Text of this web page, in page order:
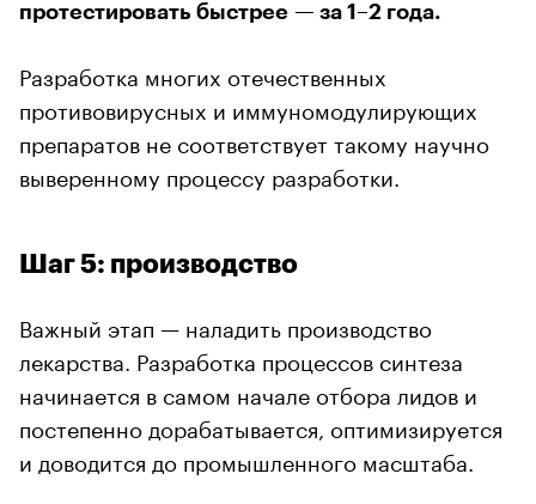
протестировать быстрее — за 1–2 года.
Разработка многих отечественных
противовирусных и иммуномодулирующих
препаратов не соответствует такому научно
выверенному процессу разработки.
Шаг 5: производство
Важный этап — наладить производство
лекарства. Разработка процессов синтеза
начинается в самом начале отбора лидов и
постепенно дорабатывается, оптимизируется
и доводится до промышленного масштаба.